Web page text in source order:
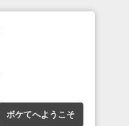
ボケてへようこそ